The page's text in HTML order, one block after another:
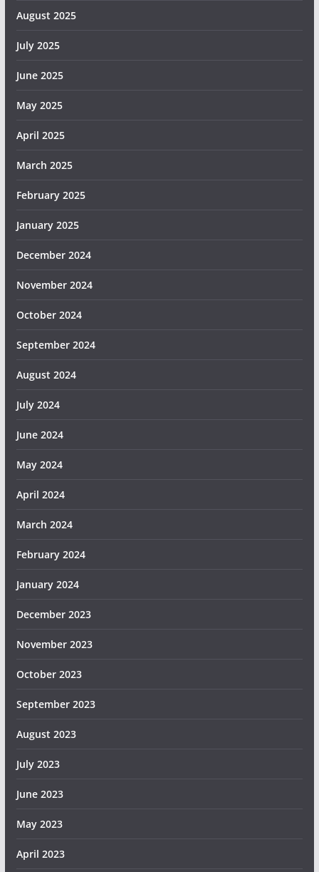
August 2025
July 2025
June 2025
May 2025
April 2025
March 2025
February 2025
January 2025
December 2024
November 2024
October 2024
September 2024
August 2024
July 2024
June 2024
May 2024
April 2024
March 2024
February 2024
January 2024
December 2023
November 2023
October 2023
September 2023
August 2023
July 2023
June 2023
May 2023
April 2023